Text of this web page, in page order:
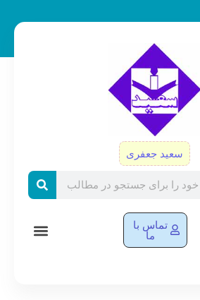
سعید جعفری
تماس با
ما